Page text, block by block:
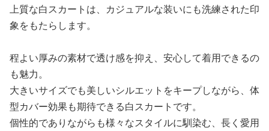
上質な白スカートは、カジュアルな装いにも洗練された印
象をもたらします。
程よい厚みの素材で透け感を抑え、安心して着用できるの
も魅力。
大きいサイズでも美しいシルエットをキープしながら、体
型カバー効果も期待できる白スカートです。
個性的でありながらも様々なスタイルに馴染む、長く愛用